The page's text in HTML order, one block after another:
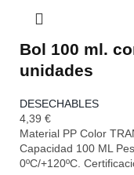
Bol 100 ml.
unidades
DESECHABLES
4,39 €
Material PP Color
Capacidad 100 ML
0ºC/+120ºC.